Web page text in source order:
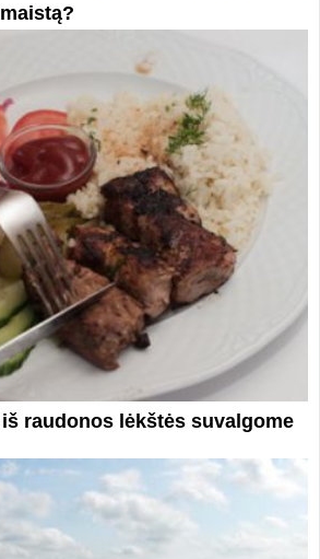
raudonos lėkštės suvalgome